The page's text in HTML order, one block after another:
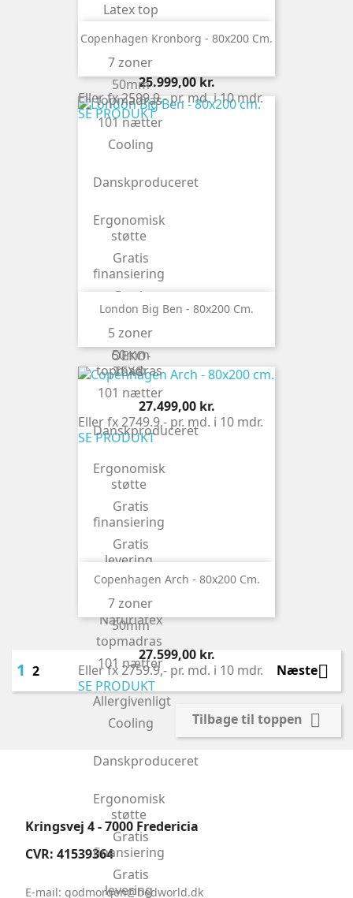
Latex top
OEKO-
TEX®
Pris
25.999,00 kr.
Eller fx 2599.9,- pr. md. i 10 mdr.
SE PRODUKT
Copenhagen Kronborg - 80x200 Cm.
7 zoner
50mm
topmadras
101 nætter
Cooling
Danskproduceret
Ergonomisk
støtte
Gratis
finansiering
Gratis
levering
Naturlatex
OEKO-
TEX®
Pris
27.499,00 kr.
Eller fx 2749.9,- pr. md. i 10 mdr.
SE PRODUKT
London Big Ben - 80x200 Cm.
5 zoner
50mm
topmadras
101 nætter
Danskproduceret
Ergonomisk
støtte
Gratis
finansiering
Gratis
levering
Gratis
ombytning
Naturlatex
Pris
27.599,00 kr.
Eller fx 2759.9,- pr. md. i 10 mdr.
SE PRODUKT
Copenhagen Arch - 80x200 Cm.
7 zoner
50mm
topmadras
101 nætter
Allergivenligt
Cooling
Danskproduceret
Ergonomisk
støtte
Gratis
finansiering
Gratis
levering
1 2 Næste
Tilbage til toppen 
Kringsvej 4 - 7000 Fredericia
CVR: 41539364
E-mail: godmorgen@bedworld.dk